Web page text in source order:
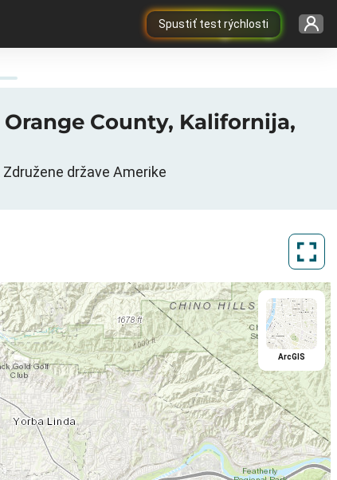
Spustiť test rýchlosti
County, Kalifornija,
države Amerike
ArcGIS